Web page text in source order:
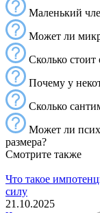
Маленький
Может ли
Сколько
Почему у
Сколько
Может ли
размера?
Смотрите также
Что такое
силу
21.10.2025